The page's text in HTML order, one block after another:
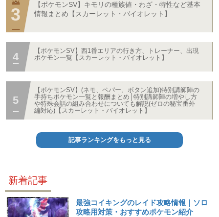
【ポケモンSV】キモリの種族値・わざ・特性など基本
情報まとめ【スカーレット・バイオレット】
【ポケモンSV】西1番エリアの行き方、トレーナー、出現
ポケモン一覧【スカーレット・バイオレット】
【ポケモンSV】(ネモ、ペパー、ボタン追加)特別講師陣の
手持ちポケモン一覧と報酬まとめ│特別講師陣の増やし方
や特殊会話の組み合わせについても解説(ゼロの秘宝番外
編対応)【スカーレット・バイオレット】
記事ランキングをもっと見る
新着記事
最強コイキングのレイド攻略情報｜ソロ
攻略用対策・おすすめポケモン紹介